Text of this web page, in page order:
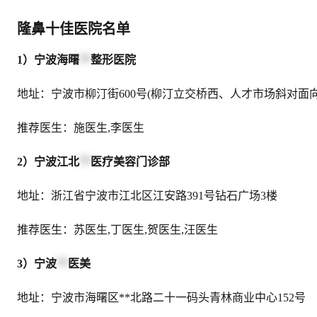
隆鼻十佳医院名单
1）宁波海曙 整形医院
地址：宁波市柳汀街600号(柳汀立交桥西、人才市场斜对面
推荐医生：施医生,李医生
2）宁波江北** 医疗美容门诊部
地址：浙江省宁波市江北区江安路391号钻石广场3楼
推荐医生：苏医生,丁医生,贺医生,汪医生
3）宁波 医美
地址：宁波市海曙区**北路二十一码头青林商业中心152号